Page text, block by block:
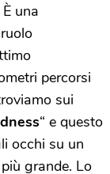
È una
percorsi
sui
“ e questo
occhi su un
grande. Lo